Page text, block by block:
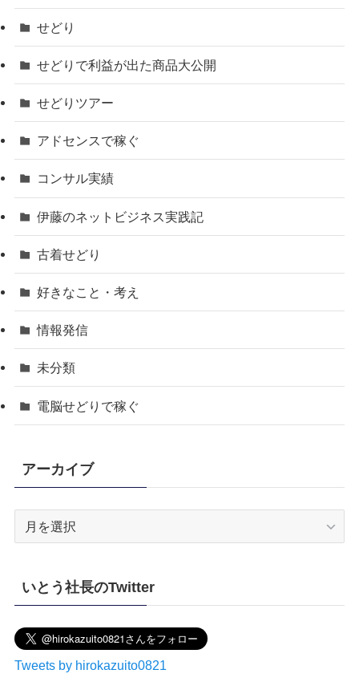
せどり
せどりで利益が出た商品大公開
せどりツアー
アドセンスで稼ぐ
コンサル実績
伊藤のネットビジネス実践記
古着せどり
好きなこと・考え
情報発信
未分類
電脳せどりで稼ぐ
アーカイブ
いとう社長のTwitter
Tweets by hirokazuito0821